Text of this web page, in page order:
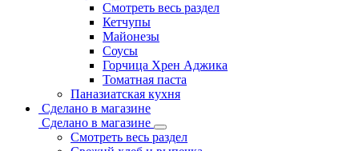
Смотреть весь раздел
Кетчупы
Майонезы
Соусы
Горчица Хрен Аджика
Томатная паста
Паназиатская кухня
Сделано в магазине
Сделано в магазине
Смотреть весь раздел